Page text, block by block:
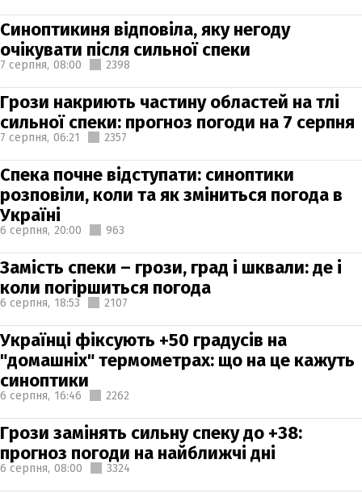
Синоптикиня відповіла, яку негоду
очікувати після сильної спеки
7 серпня, 08:00 2398
Грози накриють частину областей на тлі
сильної спеки: прогноз погоди на 7 серпня
7 серпня, 06:21 2357
Спека почне відступати: синоптики
розповіли, коли та як зміниться погода в
Україні
6 серпня, 20:00 963
Замість спеки – грози, град і шквали: де і
коли погіршиться погода
6 серпня, 18:53 2107
Українці фіксують +50 градусів на
"домашніх" термометрах: що на це кажуть
синоптики
6 серпня, 16:46 2262
Грози замінять сильну спеку до +38:
прогноз погоди на найближчі дні
6 серпня, 08:00 3324